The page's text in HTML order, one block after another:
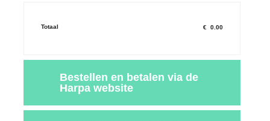
Totaal € 0.00
Bestellen en betalen via de
Harpa website